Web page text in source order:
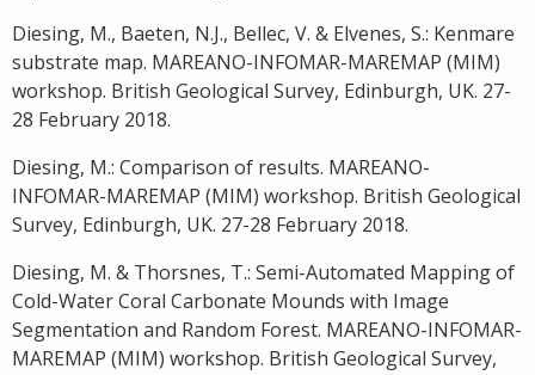
Diesing, M., Baeten, N.J., Bellec, V. & Elvenes, S.: Kenmare
substrate map. MAREANO-INFOMAR-MAREMAP (MIM)
workshop. British Geological Survey, Edinburgh, UK. 27-
28 February 2018.
Diesing, M.: Comparison of results. MAREANO-
INFOMAR-MAREMAP (MIM) workshop. British Geological
Survey, Edinburgh, UK. 27-28 February 2018.
Diesing, M. & Thorsnes, T.: Semi-Automated Mapping of
Cold-Water Coral Carbonate Mounds with Image
Segmentation and Random Forest. MAREANO-INFOMAR-
MAREMAP (MIM) workshop. British Geological Survey,